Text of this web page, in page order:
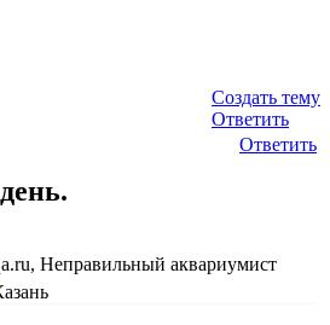
Создать тему
Ответить
Ответить
Неправильный аквариумист